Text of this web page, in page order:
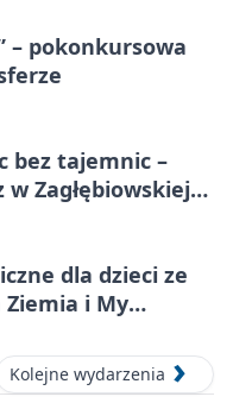
– pokonkursowa
bez tajemnic –
w Zagłębiowskiej
dla dzieci ze
i My
Kolejne wydarzenia